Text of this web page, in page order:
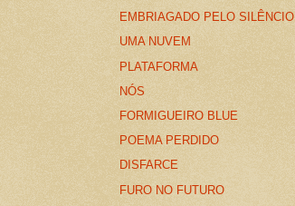
EMBRIAGADO PELO SILÊNCIO
UMA NUVEM
PLATAFORMA
NÓS
FORMIGUEIRO BLUE
POEMA PERDIDO
DISFARCE
FURO NO FUTURO